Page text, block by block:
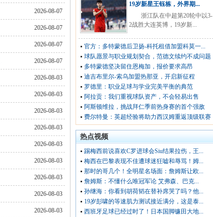
2026-08-07
2026-08-07
2026-08-07
2026-08-07
2026-08-03
2026-08-03
2026-08-03
2026-08-03
2026-08-03
2026-08-03
2026-08-03
2026-08-03
2026-08-03
19岁新星王钰栋，外界期...
浙江队在中超第20轮中以3-
2战胜大连英博，19岁新...
官方：多特蒙德后卫扬-科托租借加盟科莫一...
球队愿景与职业规划契合，范德文续约不成问题
多特蒙德坚决留住恩梅加，报价要求高昂
迪吉布里尔-索乌加盟热那亚，开启新征程
罗德里：职业足球与学业完美平衡的典范
阿拉贡：我们重视球队资产，不会轻易出售
阿斯顿维拉，挑战拜仁季前热身赛的首个强敌
费尔特曼：英超经验将助力西汉姆重返顶级联赛
热点视频
踢梅西前说喜欢C罗进球会Siu结果拉伤，王...
梅西在巴黎表现不佳遭球迷狂嘘和辱骂！姆...
那时的哥几个！全明星名场面：詹姆斯让欧...
詹姆斯：不懂什么唯冠军论 艾弗森、巴克...
孙继海：你看到胡荷韬在替补席哭了吗？他...
19岁彭啸的等速肌力测试接近满分，这是泰...
西班牙足球已经过时了！日本国脚镰田大地...